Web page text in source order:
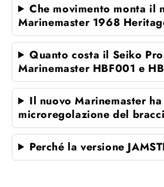
Che movimento monta il
Marinemaster 1968
Quanto costa il Seiko
Marinemaster HBF001 e
Il nuovo Marinemaster
microregolazione del
Perché la versione